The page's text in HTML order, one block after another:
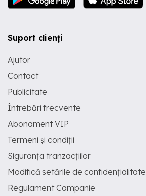
Suport clienți
Ajutor
Contact
Publicitate
Întrebări frecvente
Abonament VIP
Termeni și condiții
Siguranța tranzacțiilor
Modifică setările de confidențialitate
Regulament Campanie